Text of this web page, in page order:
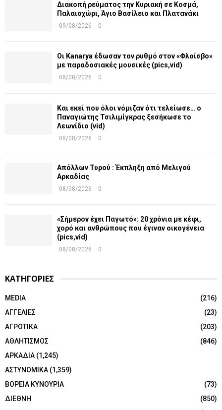
Διακοπή ρεύματος την Κυριακή σε Κοσμά,
Παλαιοχώρι, Άγιο Βασίλειο και Πλατανάκι
09/08/2026 0
Οι Kanarya έδωσαν τον ρυθμό στον «Φλοίσβο»
με παραδοσιακές μουσικές (pics,vid)
08/08/2026 0
Και εκεί που όλοι νόμιζαν ότι τελείωσε… ο
Παναγιώτης Τσιλιμίγκρας ξεσήκωσε το
Λεωνίδιο (vid)
08/08/2026 0
Απόλλων Τυρού : Έκπληξη από Μελιγού
Αρκαδίας
08/08/2026 0
«Σήμερον έχει Παγωτό»: 20 χρόνια με κέφι,
χορό και ανθρώπους που έγιναν οικογένεια
(pics,vid)
08/08/2026 0
ΚΑΤΗΓΟΡΙΕΣ
MEDIA
(216)
ΑΓΓΕΛΙΕΣ
(23)
ΑΓΡΟΤΙΚΑ
(203)
ΑΘΛΗΤΙΣΜΟΣ
(846)
ΑΡΚΑΔΙΑ (1,245)
ΑΣΤΥΝΟΜΙΚΑ (1,359)
ΒΟΡΕΙΑ ΚΥΝΟΥΡΙΑ
(73)
ΔΙΕΘΝΗ
(850)